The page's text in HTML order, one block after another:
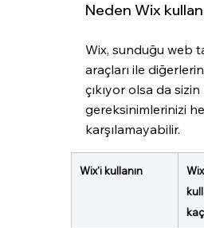
Neden Wix
Wix, sunduğu web
araçları ile
çıkıyor olsa da
gereksinimlerinizi
karşılamayabilir.
Wix'i kullanın